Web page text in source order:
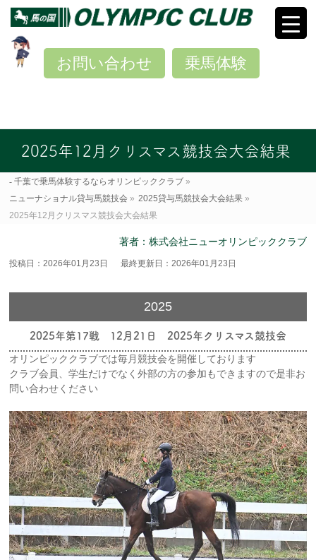
乗馬体験
お問い合わせ
2025年12月クリスマス競技会大会結果
千葉で乗馬体験するならオリンピッククラブ »
ニューナショナル貸与馬競技会 » 2025貸与馬競技会大会結果 »
2025年12月クリスマス競技会大会結果
著者：株式会社ニューオリンピッククラブ
投稿日：2026年01月23日 最終更新日：2026年01月23日
2025
2025年第17戦 12月21日 2025年クリスマス競技会
オリンピッククラブでは毎月競技会を開催しております
クラブ会員、学生だけでなく外部の方の参加もできますので是非お
問い合わせください